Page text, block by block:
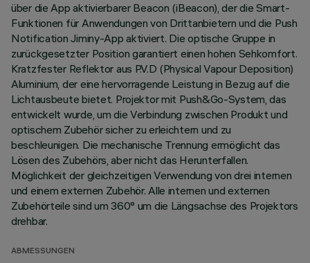
über die App aktivierbarer Beacon (iBeacon), der die Smart-
Funktionen für Anwendungen von Drittanbietern und die Push
Notification Jiminy-App aktiviert. Die optische Gruppe in
zurückgesetzter Position garantiert einen hohen Sehkomfort.
Kratzfester Reflektor aus P.V.D (Physical Vapour Deposition)
Aluminium, der eine hervorragende Leistung in Bezug auf die
Lichtausbeute bietet. Projektor mit Push&Go-System, das
entwickelt wurde, um die Verbindung zwischen Produkt und
optischem Zubehör sicher zu erleichtern und zu
beschleunigen. Die mechanische Trennung ermöglicht das
Lösen des Zubehörs, aber nicht das Herunterfallen.
Möglichkeit der gleichzeitigen Verwendung von drei internen
und einem externen Zubehör. Alle internen und externen
Zubehörteile sind um 360° um die Längsachse des Projektors
drehbar.
ABMESSUNGEN